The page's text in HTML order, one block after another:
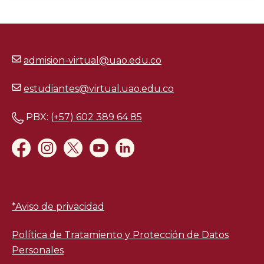
admision-virtual@uao.edu.co
estudiantes@virtual.uao.edu.co
PBX: (+57) 602 389 64 85
*Aviso de privacidad
Política de Tratamiento y Protección de Datos
Personales